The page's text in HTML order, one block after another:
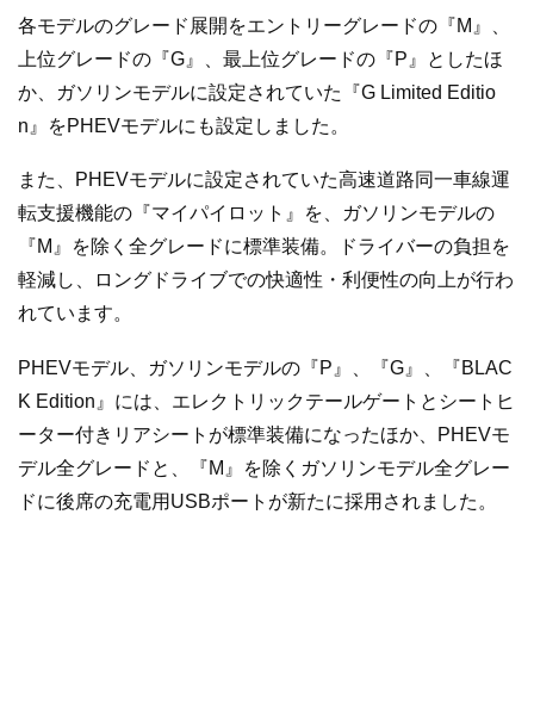
各モデルのグレード展開をエントリーグレードの『M』、
上位グレードの『G』、最上位グレードの『P』としたほ
か、ガソリンモデルに設定されていた『G Limited Editio
n』をPHEVモデルにも設定しました。
また、PHEVモデルに設定されていた高速道路同一車線運
転支援機能の『マイパイロット』を、ガソリンモデルの
『M』を除く全グレードに標準装備。ドライバーの負担を
軽減し、ロングドライブでの快適性・利便性の向上が行わ
れています。
PHEVモデル、ガソリンモデルの『P』、『G』、『BLAC
K Edition』には、エレクトリックテールゲートとシートヒ
ーター付きリアシートが標準装備になったほか、PHEVモ
デル全グレードと、『M』を除くガソリンモデル全グレー
ドに後席の充電用USBポートが新たに採用されました。